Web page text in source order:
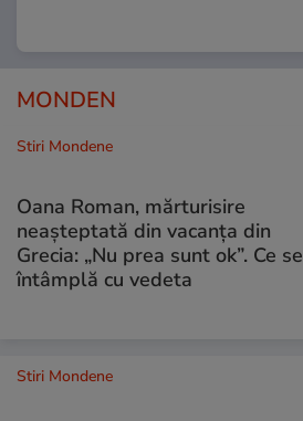
MONDEN
Stiri Mondene
Oana Roman, mărturisire
neașteptată din vacanța din
Grecia: „Nu prea sunt ok”. Ce se
întâmplă cu vedeta
Stiri Mondene